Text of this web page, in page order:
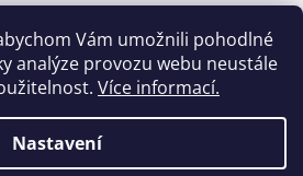
Vám umožnili pohodlné
analýze provozu webu neustále
Více informací.
Nastavení